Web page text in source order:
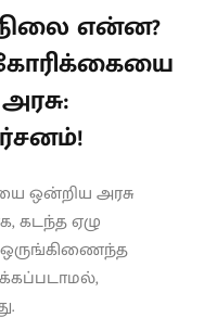
நிலை என்ன?
ஒன்றிய அரசு
கடந்த ஏழு